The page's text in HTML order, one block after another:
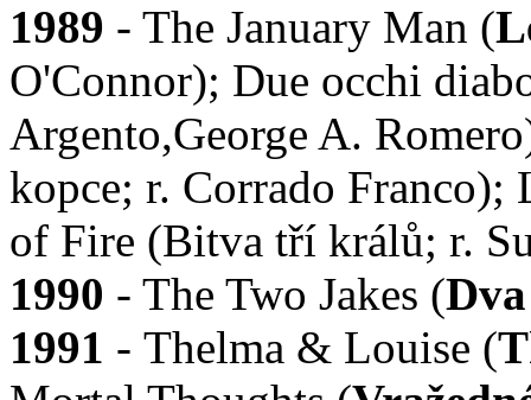
1989 - The January Man (
O'Connor); Due occhi
Argento,George A.
kopce; r. Corrado Franco);
of Fire (Bitva tří králů; r.
1990 - The Two Jakes (
1991 - Thelma & Louise (